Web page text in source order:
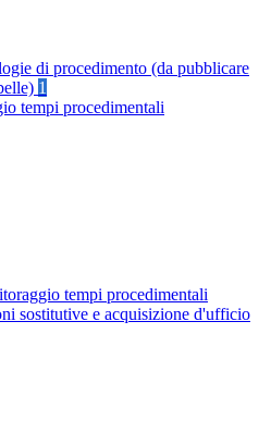
di procedimento (da pubblicare
1
tempi procedimentali
tempi procedimentali
sostitutive e acquisizione d'ufficio